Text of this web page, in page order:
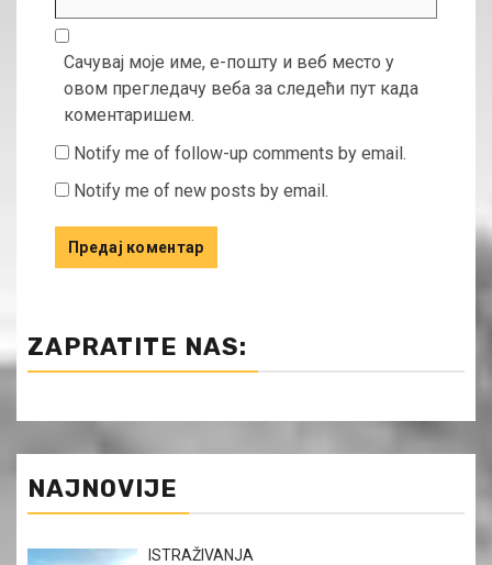
Сачувај моје име, е-пошту и веб место у
овом прегледачу веба за следећи пут када
коментаришем.
Notify me of follow-up comments by email.
Notify me of new posts by email.
ZAPRATITE NAS:
NAJNOVIJE
ISTRAŽIVANJA